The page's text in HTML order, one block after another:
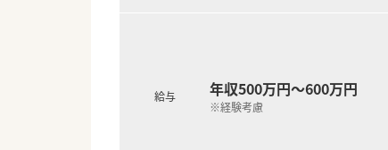
給与 年収500万円～600万円
※経験考慮